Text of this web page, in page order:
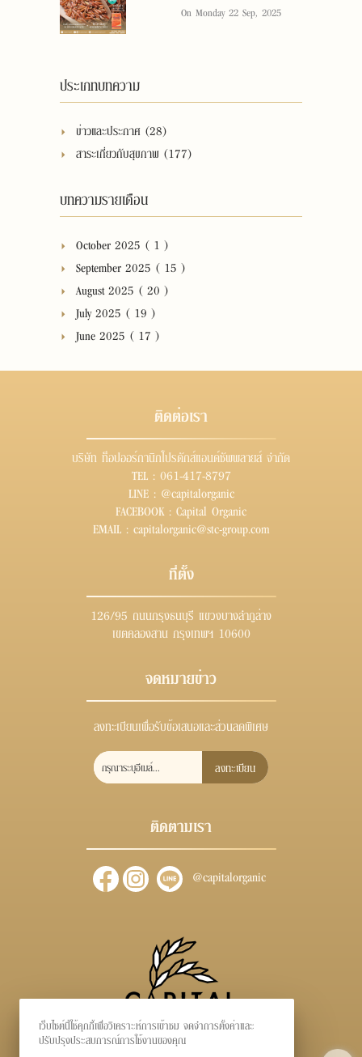
On Monday 22 Sep, 2025
ประเภทบทความ
ข่าวและประกาศ (28)
สาระเกี่ยวกับสุขภาพ (177)
บทความรายเดือน
October 2025 ( 1 )
September 2025 ( 15 )
August 2025 ( 20 )
July 2025 ( 19 )
June 2025 ( 17 )
ติดต่อเรา
บริษัท ท็อปออร์กานิกโปรดักส์แอนด์ซัพพลายส์ จำกัด
TEL : 061-417-8797
LINE : @capitalorganic
FACEBOOK : Capital Organic
EMAIL : capitalorganic@stc-group.com
ที่ตั้ง
126/95 ถนนกรุงธนบุรี แขวงบางลำภูล่าง
เขตคลองสาน กรุงเทพฯ 10600
จดหมายข่าว
ลงทะเบียนเพื่อรับข้อเสนอและส่วนลดพิเศษ
ลงทะเบียน
ติดตามเรา
@capitalorganic
เว็บไซต์นี้ใช้คุกกี้เพื่อวิเคราะห์การเข้าชม จดจำการตั้งค่าและ
ปรับปรุงประสบการณ์การใช้งานของคุณ